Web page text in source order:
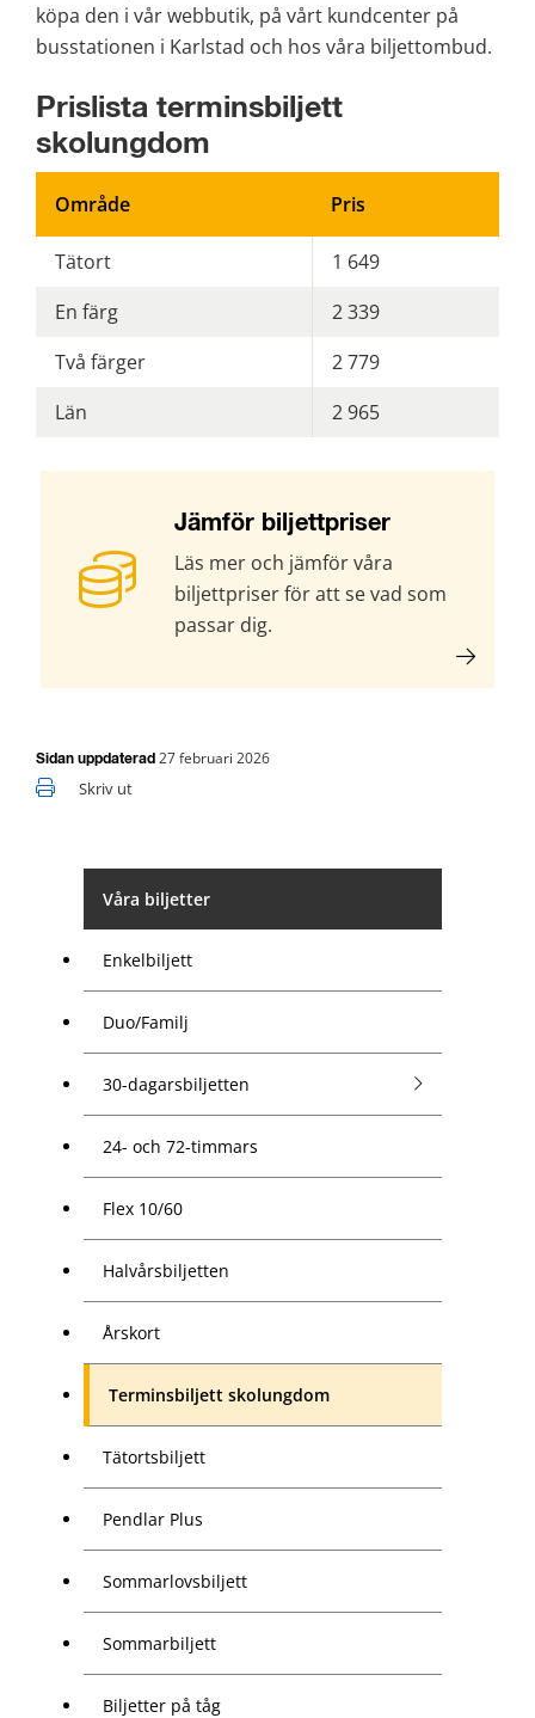
Våra biljetter
Enkelbiljett
Duo/Familj
30-dagarsbiljetten
24- och 72-timmars
Flex 10/60
Halvårsbiljetten
Årskort
Terminsbiljett skolungdom
Tätortsbiljett
Pendlar Plus
Sommarlovsbiljett
Sommarbiljett
Biljetter på tåg
köpa den i vår webbutik, på vårt kundcenter på
busstationen i Karlstad och hos våra biljettombud.
Prislista terminsbiljett
skolungdom
per
för
skolungdomar
Område Pris
Tätort
1 649
En färg
2 339
Två färger
2 779
Län
2 965
Jämför biljettpriser
Läs mer och jämför våra
biljettpriser för att se vad som
passar dig.
Sidan uppdaterad 27 februari 2026
Skriv ut